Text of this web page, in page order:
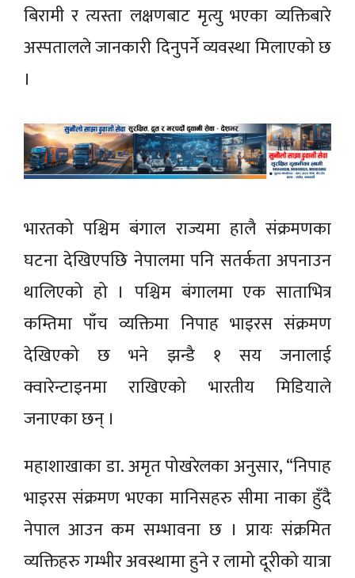
बिरामी र त्यस्ता लक्षणबाट मृत्यु भएका व्यक्तिबारे
अस्पतालले जानकारी दिनुपर्ने व्यवस्था मिलाएको छ
।
भारतको पश्चिम बंगाल राज्यमा हालै संक्रमणका
घटना देखिएपछि नेपालमा पनि सतर्कता अपनाउन
थालिएको हो । पश्चिम बंगालमा एक साताभित्र
कम्तिमा पाँच व्यक्तिमा निपाह भाइरस संक्रमण
देखिएको छ भने झन्डै १ सय जनालाई
क्वारेन्टाइनमा राखिएको भारतीय मिडियाले
जनाएका छन् ।
महाशाखाका डा. अमृत पोखरेलका अनुसार, “निपाह
भाइरस संक्रमण भएका मानिसहरु सीमा नाका हुँदै
नेपाल आउन कम सम्भावना छ । प्रायः संक्रमित
व्यक्तिहरु गम्भीर अवस्थामा हुने र लामो दूरीको यात्रा